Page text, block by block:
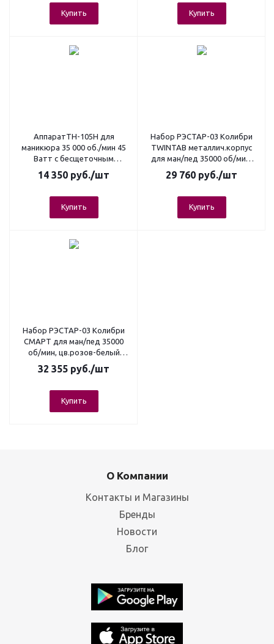
Купить Купить
АппаратTH-105H для
маникюра 35 000 об./мин 45
Ватт с бесщеточным
микромотором, розово-
золотой
14 350 руб./шт
Купить
Набор РЭСТАР-03 Колибри
TWINTAB металлич.корпус
для ман/пед 35000 об/мин,
(педал вкл/выкл, щеточный)
29 760 руб./шт
Купить
Набор РЭСТАР-03 Колибри
СМАРТ для ман/пед 35000
об/мин, цв.розов-белый
(Рег.педаль, щеточный)
32 355 руб./шт
Купить
О Компании
Контакты и Магазины
Бренды
Новости
Блог